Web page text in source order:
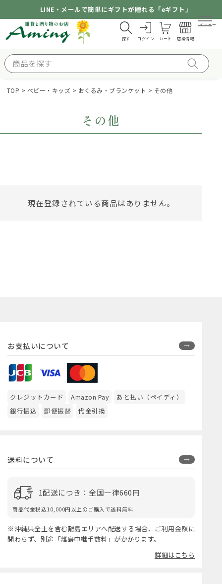
LINE・メールで簡単にギフトが贈れる「eギフト」
探す ログイン カート 店舗情報
メニュー
TOP ベビー・キッズ おくるみ・ブランケット その他
その他
現在登録されている商品はありません。
お支払いについて
クレジットカード Amazon Pay
あと払い（ペイディ）
銀行振込
郵便振替 代金引換
送料について
1配送につき：全国一律660円
商品代金税込10,000円以上のご購入で送料無料
※沖縄県全土を含む離島エリアへ配送する場合、ご利用金額に
関わらず、別途「離島中継手数料」がかかります。
詳細はこちら